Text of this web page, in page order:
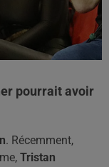
pourrait avoir
. Récemment,
Tristan